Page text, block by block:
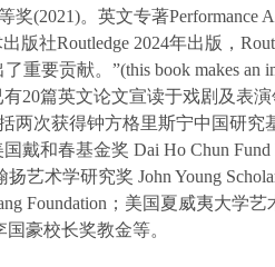
(2021)。 英文专著Performance
版社Routledge 2024年出版，
重要贡献。 ”(this book makes an
有20篇英文论文宣读于戏剧及表
两次获得钟方格里斯宁中国研究
国戴和春基金奖 Dai Ho Chun
扬艺术学研究奖 John Young
Foundation ；美国夏威夷大学艺
豪校长奖教金等。